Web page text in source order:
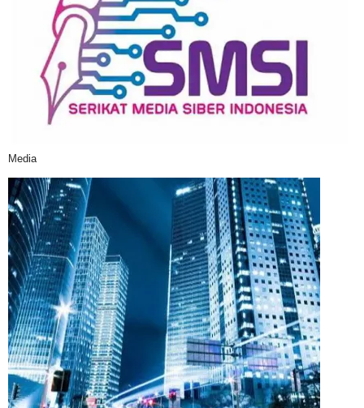
Media